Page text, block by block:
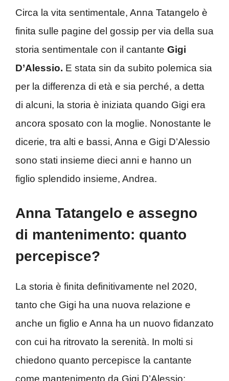
Circa la vita sentimentale, Anna Tatangelo è
finita sulle pagine del gossip per via della sua
storia sentimentale con il cantante Gigi
D’Alessio. E stata sin da subito polemica sia
per la differenza di età e sia perché, a detta
di alcuni, la storia è iniziata quando Gigi era
ancora sposato con la moglie. Nonostante le
dicerie, tra alti e bassi, Anna e Gigi D’Alessio
sono stati insieme dieci anni e hanno un
figlio splendido insieme, Andrea.
Anna Tatangelo e assegno
di mantenimento: quanto
percepisce?
La storia è finita definitivamente nel 2020,
tanto che Gigi ha una nuova relazione e
anche un figlio e Anna ha un nuovo fidanzato
con cui ha ritrovato la serenità. In molti si
chiedono quanto percepisce la cantante
come mantenimento da Gigi D’Alessio: